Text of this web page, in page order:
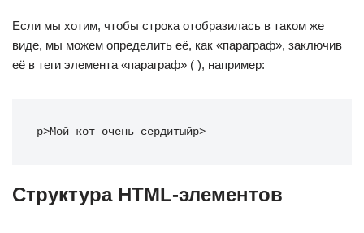
Если мы хотим, чтобы строка отобразилась в таком же
виде, мы можем определить её, как «параграф», заключив
её в теги элемента «параграф» ( ), например:
p>Мой кот очень сердитыйp>
Структура HTML-элементов